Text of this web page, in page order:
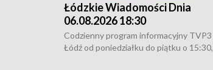
Łódzkie Wiadomości Dnia
06.08.2026 18:30
Codzienny program informacyjny TVP3
Łódź od poniedziałku do piątku o 15:30,